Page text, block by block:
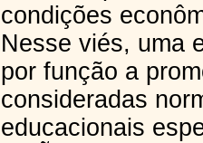
condições
Nesse viés, uma
por função a
consideradas
educacionais